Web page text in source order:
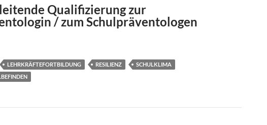
Qualifizierung zur
/ zum Schulpräventologen
Präventologen
LEHRKRÄFTEFORTBILDUNG RESILIENZ
SCHULKLIMA